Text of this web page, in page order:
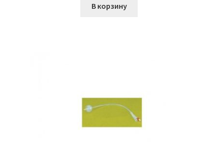
В корзину